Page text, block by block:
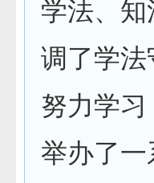
学法、
调了学
努力学
举办了